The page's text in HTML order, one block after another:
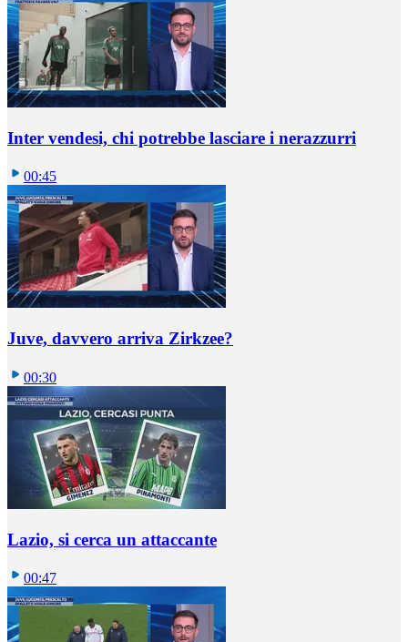
Inter vendesi, chi potrebbe lasciare i nerazzurri
00:45
Juve, davvero arriva Zirkzee?
00:30
Lazio, si cerca un attaccante
00:47